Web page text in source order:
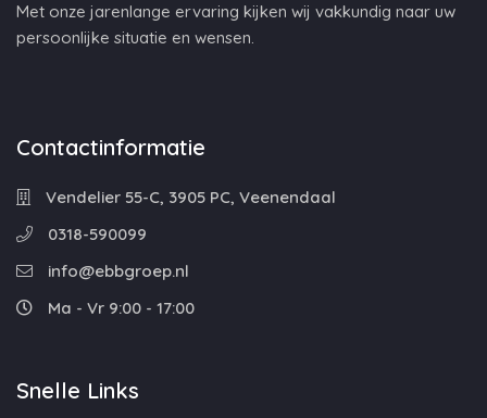
Met onze jarenlange ervaring kijken wij vakkundig naar uw
persoonlijke situatie en wensen.
Contactinformatie
Vendelier 55-C, 3905 PC, Veenendaal
0318-590099
info@ebbgroep.nl
Ma - Vr 9:00 - 17:00
Snelle Links